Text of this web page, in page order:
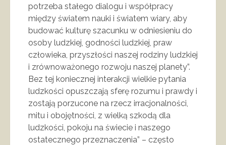
potrzeba stałego dialogu i współpracy
między światem nauki i światem wiary, aby
budować kulturę szacunku w odniesieniu do
osoby ludzkiej, godności ludzkiej, praw
człowieka, przyszłości naszej rodziny ludzkiej
i zrównoważonego rozwoju naszej planety”.
Bez tej koniecznej interakcji wielkie pytania
ludzkości opuszczają sferę rozumu i prawdy i
zostają porzucone na rzecz irracjonalności,
mitu i obojętności, z wielką szkodą dla
ludzkości, pokoju na świecie i naszego
ostatecznego przeznaczenia” – często